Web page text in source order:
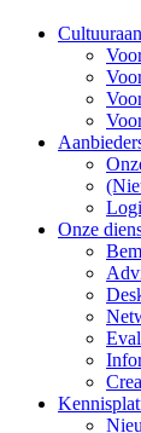
Onze